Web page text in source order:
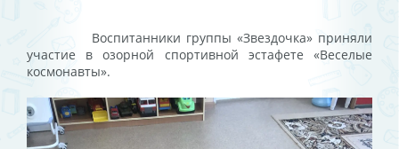
Воспитанники группы «Звездочка» приняли
участие в озорной спортивной эстафете «Веселые
космонавты».